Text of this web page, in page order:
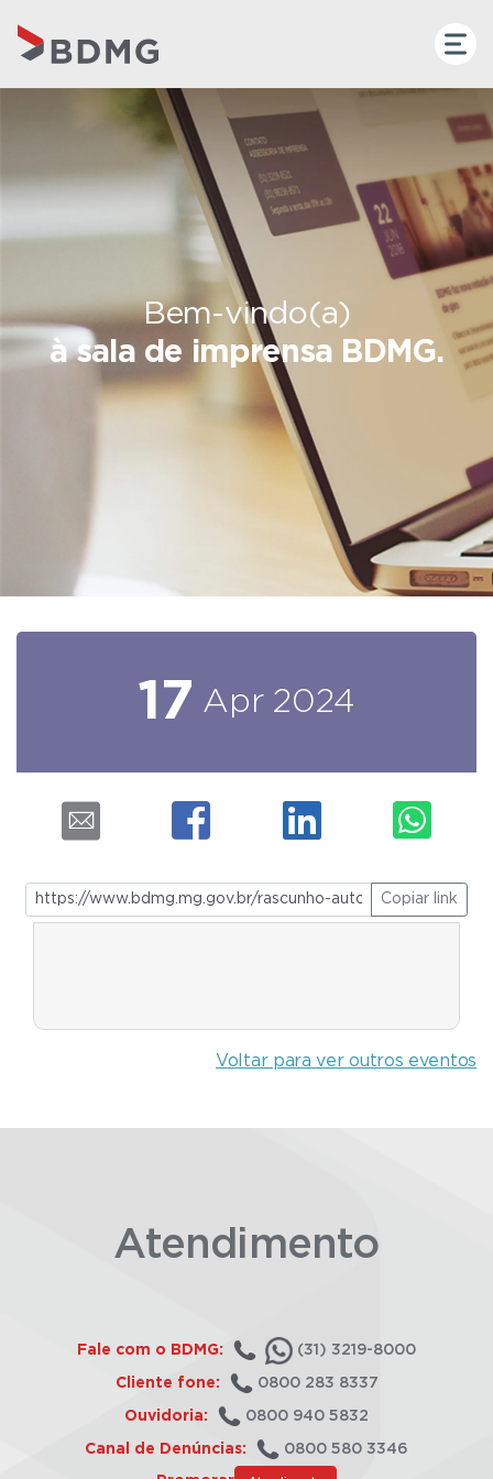
Bem-vindo(a)
à sala de imprensa BDMG.
17 Apr 2024
Copiar link
Voltar para ver outros eventos
Atendimento
Fale com o BDMG: (31) 3219-8000
Cliente fone: 0800 283 8337
Ouvidoria: 0800 940 5832
Canal de Denúncias: 0800 580 3346